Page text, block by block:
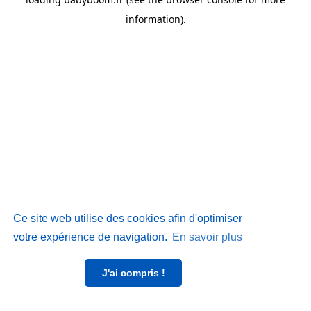
Ce site web utilise des cookies afin d'optimiser
votre expérience de navigation. En savoir plus
J'ai compris !
information).